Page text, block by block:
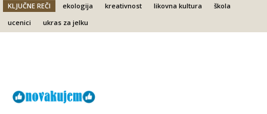
KLJUČNE REČI ekologija kreativnost likovna kultura
škola
ucenici
ukras za jelku